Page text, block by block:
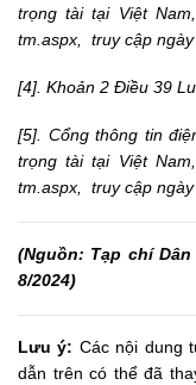
trọng tài tại Việt Nam,
tm.aspx, truy cập ngày
[4]. Khoản 2 Điều 39
[5]. Cổng thông tin
trọng tài tại Việt Nam,
tm.aspx, truy cập ngày
(Nguồn: Tạp chí
8/2024)
Lưu ý: Các nội dung
dẫn trên có thể đã